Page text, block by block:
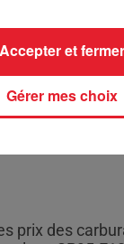
prix des
Gérer mes choix
Accepter et fermer